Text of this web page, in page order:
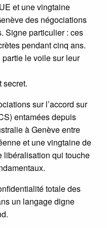
et une vingtaine
des négociations
Signe particulier : ces
pendant cinq ans.
le voile sur leur
secret.
sur l’accord sur
entamées depuis
à Genève entre
et une vingtaine de
libéralisation qui touche
totale des
un langage digne